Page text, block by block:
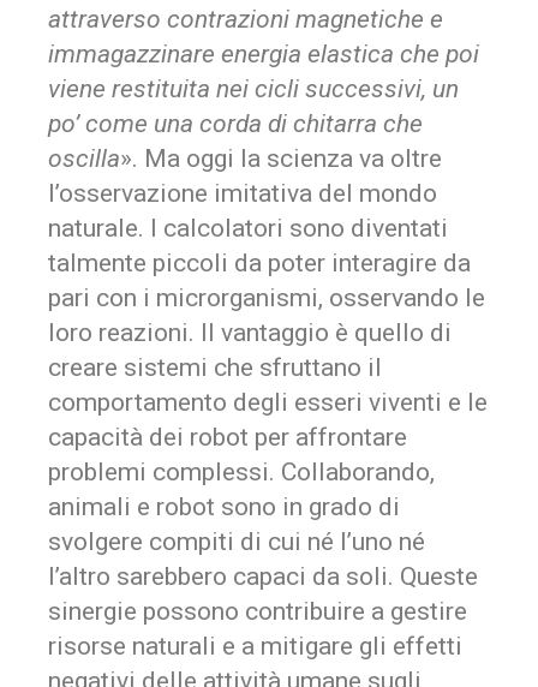
attraverso contrazioni magnetiche e
immagazzinare energia elastica che poi
viene restituita nei cicli successivi, un
po’ come una corda di chitarra che
oscilla». Ma oggi la scienza va oltre
l’osservazione imitativa del mondo
naturale. I calcolatori sono diventati
talmente piccoli da poter interagire da
pari con i microrganismi, osservando le
loro reazioni. Il vantaggio è quello di
creare sistemi che sfruttano il
comportamento degli esseri viventi e le
capacità dei robot per affrontare
problemi complessi. Collaborando,
animali e robot sono in grado di
svolgere compiti di cui né l’uno né
l’altro sarebbero capaci da soli. Queste
sinergie possono contribuire a gestire
risorse naturali e a mitigare gli effetti
negativi delle attività umane sugli